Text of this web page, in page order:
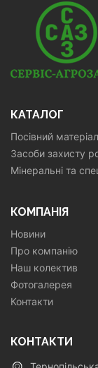
КАТАЛОГ
Посівний матеріал
Засоби захисту
Мінеральні та
КОМПАНІЯ
Новини
Про компанію
Наш колектив
Фотогалерея
Контакти
КОНТАКТИ